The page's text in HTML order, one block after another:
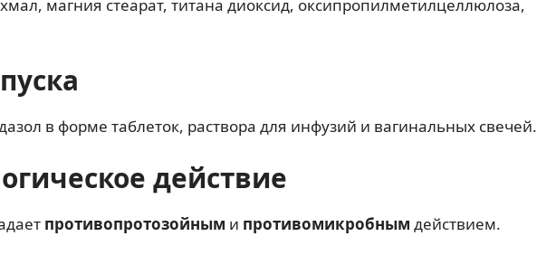
магния стеарат, титана диоксид, оксипропилметилцеллюлоза,
в форме таблеток, раствора для инфузий и вагинальных свечей.
действие
противопротозойным и противомикробным действием.